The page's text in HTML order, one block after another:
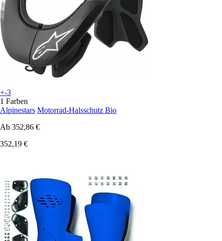
+-3
1 Farben
Alpinestars Motorrad-Halsschutz Bio
Ab 352,86 €
352,19 €